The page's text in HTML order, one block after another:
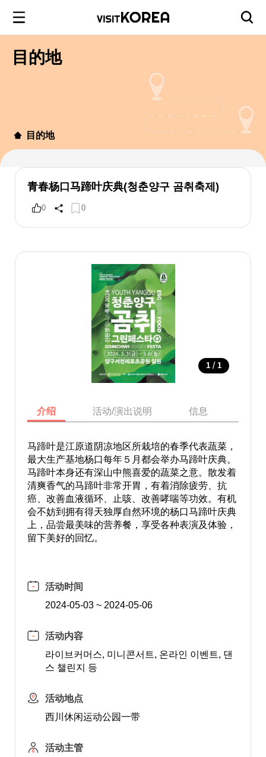
目的地
目的地
青春杨口马蹄叶庆典(청춘양구 곰취축제)
0 0
1 / 1
介绍 活动/演出说明 信息
马蹄叶是江原道阴凉地区所栽培的春季代表蔬菜，
最大生产基地杨口每年５月都会举办马蹄叶庆典。
马蹄叶本身还有深山中熊喜爱的蔬菜之意。散发着
清爽香气的马蹄叶非常开胃，有着消除疲劳、抗
癌、改善血液循环、止咳、改善哮喘等功效。有机
会不妨到拥有得天独厚自然环境的杨口马蹄叶庆典
上，品尝最美味的营养餐，享受各种表演及体验，
留下美好的回忆。
活动时间
2024-05-03 ~ 2024-05-06
活动内容
라이브커머스, 미니콘서트, 온라인 이벤트, 댄
스 챌린지 등
活动地点
西川休闲运动公园一带
活动主管